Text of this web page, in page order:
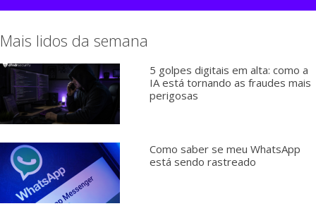
Mais lidos da semana
5 golpes digitais em alta: como a
IA está tornando as fraudes mais
perigosas
Como saber se meu WhatsApp
está sendo rastreado